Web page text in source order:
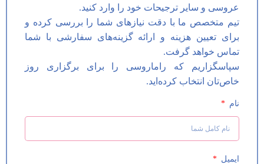
عروسی و سایر ترجیحات خود را وارد کنید.
تیم متخصص ما با دقت نیازهای شما را بررسی کرده و
برای تعیین هزینه و ارائه گزینه‌های سفارشی با شما
تماس خواهد گرفت.
سپاسگزاریم که راماروسی را برای برگزاری روز
خاص‌تان انتخاب کرده‌اید.
نام
ایمیل